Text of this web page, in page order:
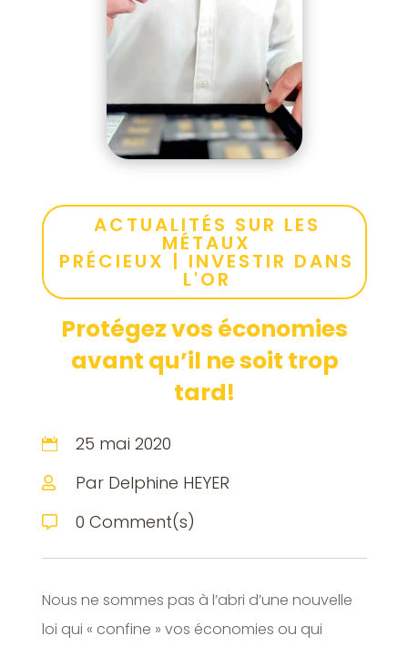
ACTUALITÉS SUR LES
MÉTAUX
PRÉCIEUX | INVESTIR DANS
L'OR
Protégez vos économies
avant qu’il ne soit trop
tard!
 25 mai 2020
 Par Delphine HEYER
 0 Comment(s)
Nous ne sommes pas à l’abri d’une nouvelle
loi qui « confine » vos économies ou qui